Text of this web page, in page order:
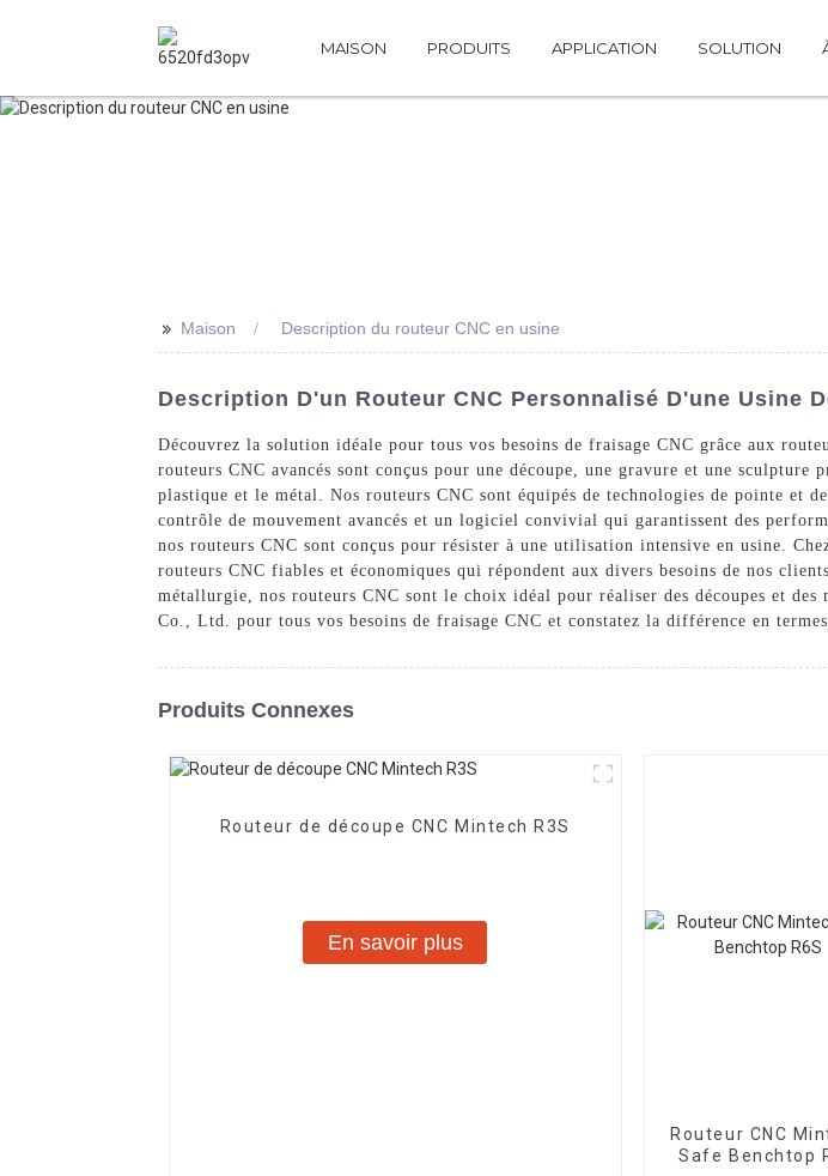
MAISON PRODUITS APPLICATION SOLUTION
>> Maison Description du routeur CNC en usine
Description D'un Routeur CNC Personnalisé D'une Usine
Découvrez la solution idéale pour tous vos besoins de fraisage CNC grâce aux
routeurs CNC avancés sont conçus pour une découpe, une gravure et une
plastique et le métal. Nos routeurs CNC sont équipés de technologies de pointe et
contrôle de mouvement avancés et un logiciel convivial qui garantissent des
nos routeurs CNC sont conçus pour résister à une utilisation intensive en usine.
routeurs CNC fiables et économiques qui répondent aux divers besoins de nos
métallurgie, nos routeurs CNC sont le choix idéal pour réaliser des découpes et
Co., Ltd. pour tous vos besoins de fraisage CNC et constatez la différence en
Produits Connexes
Routeur de découpe CNC Mintech R3S
En savoir plus
Routeur CNC
Safe Benchtop